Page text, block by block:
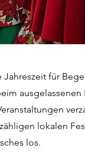
für
ausgelassenen
lokalen
los.